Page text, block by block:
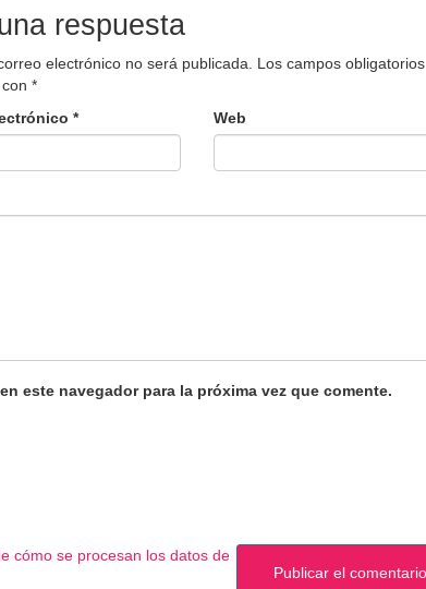
respuesta
electrónico no será publicada.
Los campos obligatorios
*
* Web
este navegador para la próxima vez que comente.
cómo se procesan los datos de